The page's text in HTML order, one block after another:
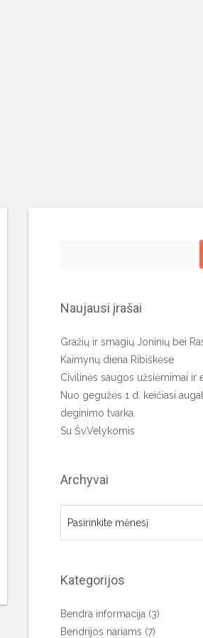
Naujausi įrašai
Gražių ir smagių Joninių bei
Kaimynų diena Ribiškėse
Civilinės saugos užsiėmimai ir
Nuo gegužės 1 d. keičiasi
deginimo tvarka.
Su Šv.Velykomis
Archyvai
Kategorijos
Bendra informacija (3)
Bendrijos nariams (7)